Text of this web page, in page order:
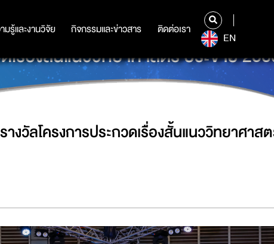
มรู้และงานวิจัย กิจกรรมและข่าวสาร ติดต่อเรา
มรู้และงานวิจัย กิจกรรมและข่าวสาร ติดต่อเรา
EN
รื่องสั้นแนววิทยาศาสตร์ ประจำปี
งวัลโครงการประกวดเรื่องสั้นแนววิทยาศาส